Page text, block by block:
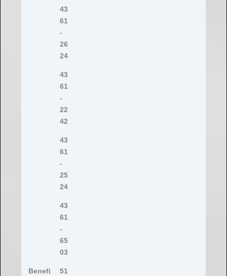
43
61
-
26
24
43
61
-
22
42
43
61
-
25
24
43
61
-
65
03
Benefi
51